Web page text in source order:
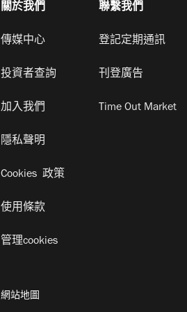
關於我們
傳媒中心
投資者查詢
加入我們
隱私聲明
Cookies 政策
使用條款
管理cookies
聯繫我們
登記定期通訊
刊登廣告
Time Out Market
網站地圖